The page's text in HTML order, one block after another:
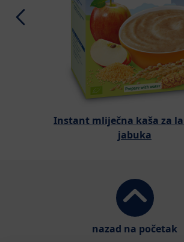
Instant mliječna kaša za
jabuka
nazad na početak